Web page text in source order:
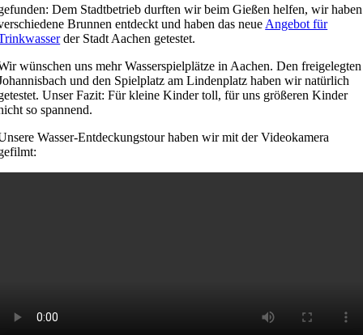
Dem Stadtbetrieb durften wir beim Gießen helfen, wir haben
Brunnen entdeckt und haben das neue Angebot für
der Stadt Aachen getestet.
wünschen uns mehr Wasserspielplätze in Aachen. Den freigelegten
und den Spielplatz am Lindenplatz haben wir natürlich
Unser Fazit: Für kleine Kinder toll, für uns größeren Kinder
so spannend.
Wasser-Entdeckungstour haben wir mit der Videokamera